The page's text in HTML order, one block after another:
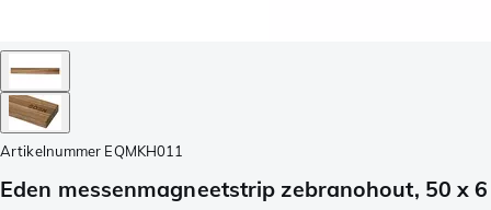
Artikelnummer EQMKH011
Eden messenmagneetstrip zebranohout, 50 x